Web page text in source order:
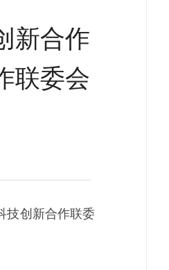
新合作
联委会
技创新合作联委